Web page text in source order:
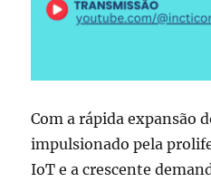
Com a rápida expansão
impulsionado pela
IoT e a crescente